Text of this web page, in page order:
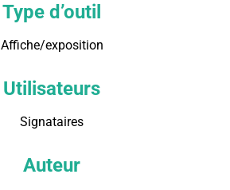
Type d’outil
Affiche/exposition
Utilisateurs
Signataires
Auteur